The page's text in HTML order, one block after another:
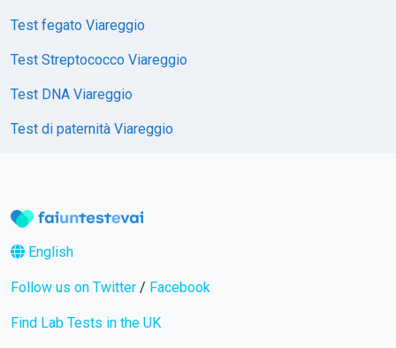
Test fegato Viareggio
Test Streptococco Viareggio
Test DNA Viareggio
Test di paternità Viareggio
English
Follow us on Twitter / Facebook
Find Lab Tests in the UK